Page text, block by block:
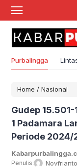
Purbalingga
Home / Nasional
Gudep
1 Padamara
Periode 2024/
Penulis: